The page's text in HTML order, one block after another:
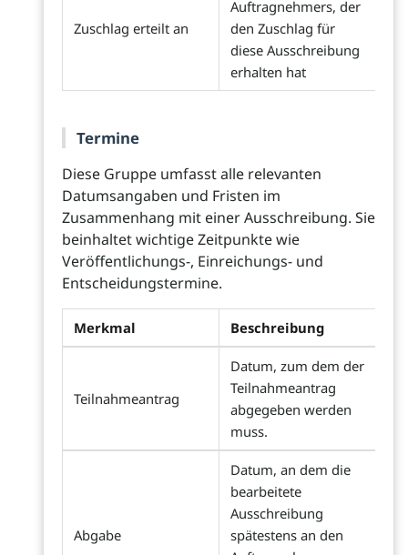
Zuschlag erteilt an
Auftragnehmers, der
den Zuschlag für
diese Ausschreibung
erhalten hat
Termine
Diese Gruppe umfasst alle relevanten
Datumsangaben und Fristen im
Zusammenhang mit einer Ausschreibung. Sie
beinhaltet wichtige Zeitpunkte wie
Veröffentlichungs-, Einreichungs- und
Entscheidungstermine.
Merkmal Beschreibung
Teilnahmeantrag
Datum, zum dem der
Teilnahmeantrag
abgegeben werden
muss.
Abgabe
Datum, an dem die
bearbeitete
Ausschreibung
spätestens an den